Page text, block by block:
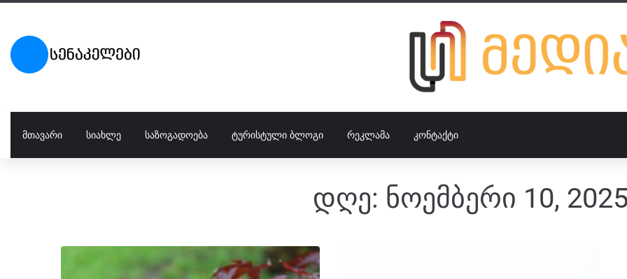
ᲛᲗᲐᲕᲐᲠᲘ ᲡᲘᲐᲮᲚᲔ ᲡᲐᲖᲝᲒᲐᲓᲝᲔᲑᲐ ᲢᲣᲠᲘᲡᲢᲣᲚᲘ ᲑᲚᲝᲒᲘ ᲠᲔᲙᲚᲐᲛᲐ ᲙᲝᲜᲢᲐᲥᲢᲘ
დღე: ნოემბერი 10,